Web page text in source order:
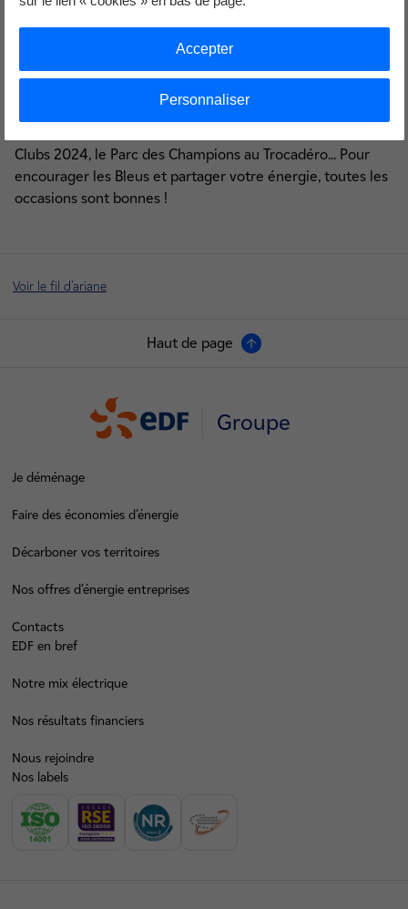
de coachs prêts à se bouger et à faire bouger ! Parmi eux,
les créateurs de contenuLeBouseuh,Katsuupou encore
le musicien et producteurMyd.
d’intégrer les Carrés des Supporters, pas de souci : de
Clubs 2024, le Parc des Champions au Trocadéro... Pour
encourager les Bleus et partager votre énergie, toutes les
occasions sont bonnes !
Voir le fil d'ariane
Haut de page
Groupe
Je déménage
Faire des économies d’énergie
Décarboner vos territoires
Nos offres d’énergie entreprises
Contacts
EDF en bref
Notre mix électrique
Nos résultats financiers
Nous rejoindre
Nos labels
Personnaliser
Accepter